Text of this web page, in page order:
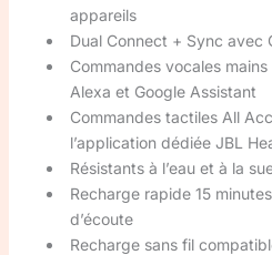
appareils
Dual Connect + Sync avec
Commandes vocales
Alexa et Google Assistant
Commandes tactiles All
l’application dédiée JBL
Résistants à l’eau et à la
Recharge rapide 15
d’écoute
Recharge sans fil